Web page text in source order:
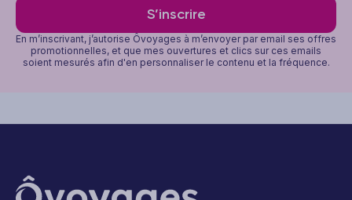
S’inscrire
En m’inscrivant, j’autorise Ôvoyages à m’envoyer par email ses offres
promotionnelles, et que mes ouvertures et clics sur ces emails
soient mesurés afin d'en personnaliser le contenu et la fréquence.